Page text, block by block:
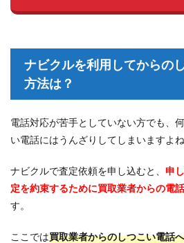
ナビクルを利用してからの
方法は？
電話対応が苦手としていない方でも、
い電話にはうんざりしてしまいますよね
ナビクルで査定依頼を申し込むと、 申
定を約束するために買取業者からの電
す。
ここでは買取業者からのしつこい電話